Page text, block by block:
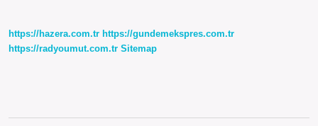
https://hazera.com.tr https://gundemekspres.com.tr
https://radyoumut.com.tr Sitemap